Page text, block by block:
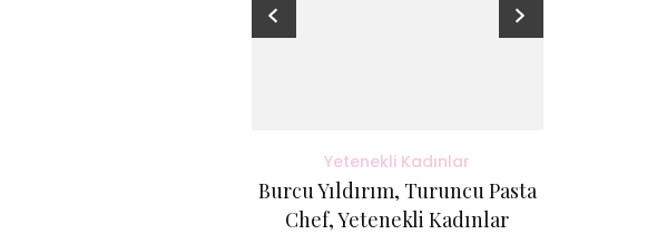
Yetenekli Kadınlar
Burcu Yıldırım, Turuncu Pasta
Chef, Yetenekli Kadınlar